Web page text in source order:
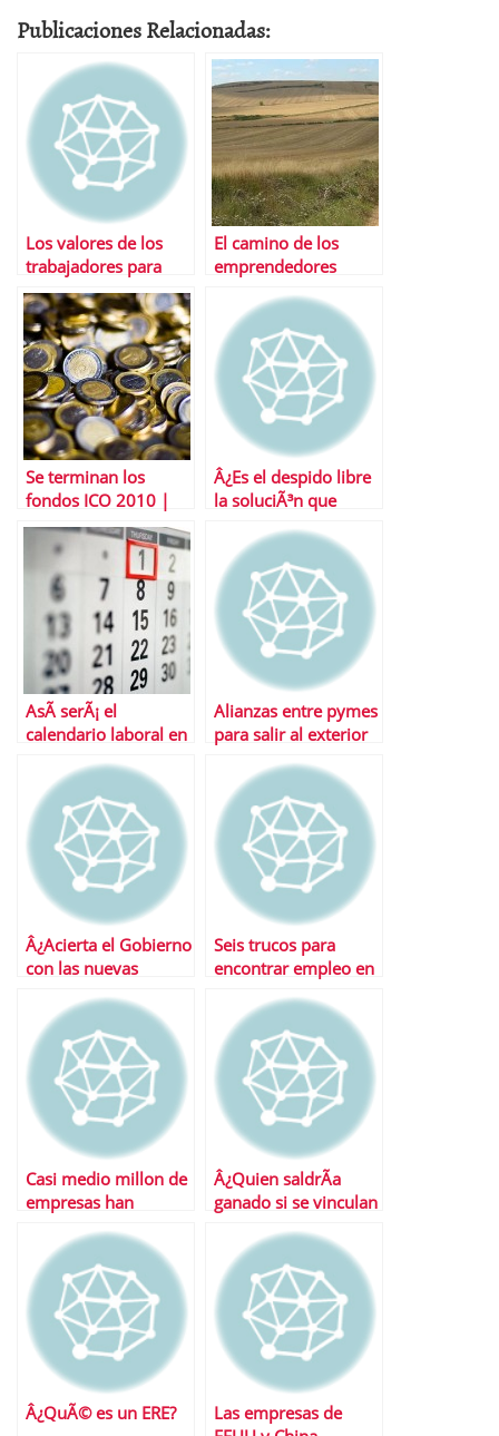
Publicaciones Relacionadas:
Los valores de los
trabajadores para
elegir una empresa
El camino de los
emprendedores
Se terminan los
fondos ICO 2010 |
Timing Ãºltimas
operaciones
Â¿Es el despido libre
la soluciÃ³n que
AsÃ­ serÃ¡ el
calendario laboral en
Alianzas entre pymes
para salir al exterior
Â¿Acierta el Gobierno
con las nuevas
Seis trucos para
encontrar empleo en
Casi medio millon de
empresas han
EspaÃ±a
Â¿Quien saldrÃ­a
ganado si se vinculan
productividad?
Â¿QuÃ© es un ERE?
Las empresas de